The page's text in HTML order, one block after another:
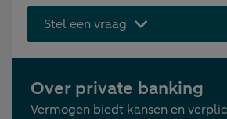
Stel een vraag
Over private banking
Vermogen biedt kansen en